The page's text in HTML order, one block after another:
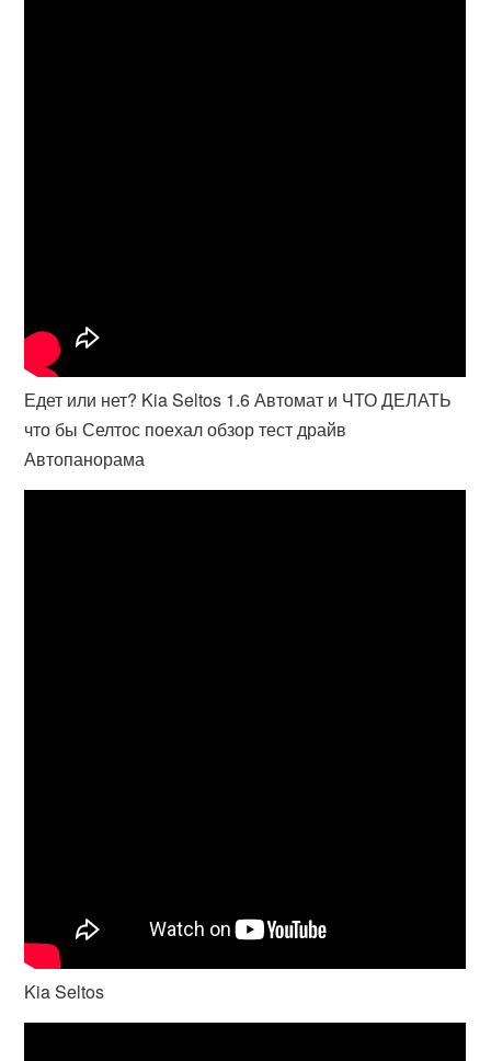
Едет или нет? Kia Seltos 1.6 Автомат и ЧТО ДЕЛАТЬ
что бы Селтос поехал обзор тест драйв
Автопанорама
Kia Seltos